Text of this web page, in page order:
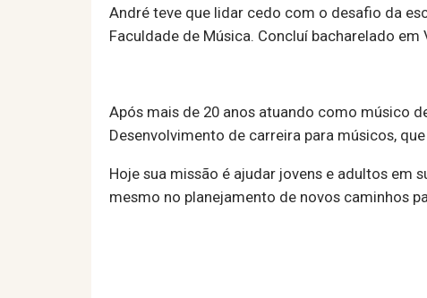
André teve que lidar cedo com o desafio da
Faculdade de Música. Concluí bacharelado
Após mais de 20 anos atuando como músico
Desenvolvimento de carreira para músicos,
Hoje sua missão é ajudar jovens e adultos em
mesmo no planejamento de novos caminhos